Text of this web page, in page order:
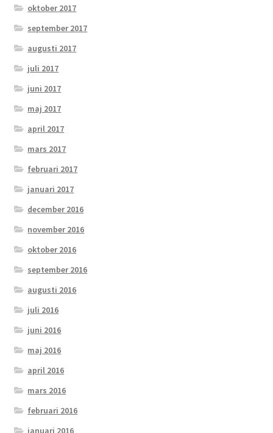
oktober 2017
september 2017
augusti 2017
juli 2017
juni 2017
maj 2017
april 2017
mars 2017
februari 2017
januari 2017
december 2016
november 2016
oktober 2016
september 2016
augusti 2016
juli 2016
juni 2016
maj 2016
april 2016
mars 2016
februari 2016
januari 2016